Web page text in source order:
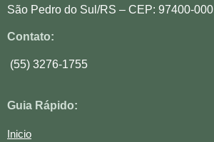
São Pedro do Sul/RS – CEP: 97400-000
Contato:
(55) 3276-1755
Guia Rápido:
Inicio